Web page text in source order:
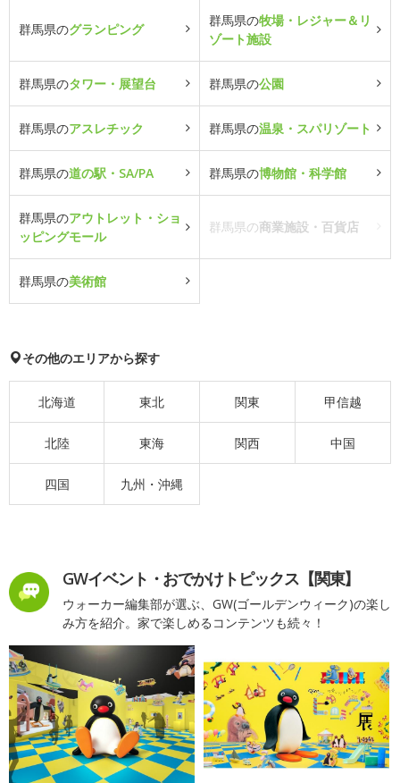
群馬県のグランピング
群馬県の牧場・レジャー＆リ
ゾート施設
群馬県のタワー・展望台 群馬県の公園
群馬県のアスレチック 群馬県の温泉・スパリゾート
群馬県の道の駅・SA/PA 群馬県の博物館・科学館
群馬県のアウトレット・ショ
ッピングモール
群馬県の商業施設・百貨店
群馬県の美術館
その他のエリアから探す
北海道 東北 関東 甲信越
北陸 東海 関西 中国
四国 九州・沖縄
GWイベント・おでかけトピックス【関東】
ウォーカー編集部が選ぶ、GW(ゴールデンウィーク)の楽し
み方を紹介。家で楽しめるコンテンツも続々！